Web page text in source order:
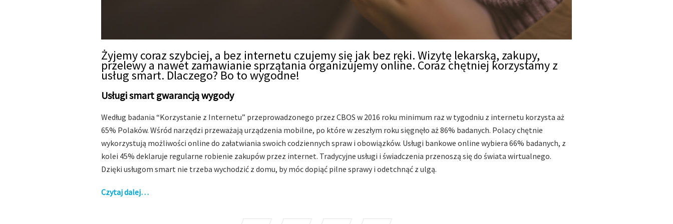
Żyjemy coraz szybciej, a bez internetu czujemy się jak bez ręki. Wizytę lekarską, zakupy,
przelewy a nawet zamawianie sprzątania organizujemy online. Coraz chętniej korzystamy z
usług smart. Dlaczego? Bo to wygodne!
Usługi smart gwarancją wygody
Według badania “Korzystanie z Internetu” przeprowadzonego przez CBOS w 2016 roku minimum raz w tygodniu z internetu korzysta aż
65% Polaków. Wśród narzędzi przeważają urządzenia mobilne, po które w zeszłym roku sięgnęło aż 86% badanych. Polacy chętnie
wykorzystują możliwości online do załatwiania swoich codziennych spraw i obowiązków. Usługi bankowe online wybiera 66% badanych, z
kolei 45% deklaruje regularne robienie zakupów przez internet. Tradycyjne usługi i świadczenia przenoszą się do świata wirtualnego.
Dzięki usługom smart nie trzeba wychodzić z domu, by móc dopiąć pilne sprawy i odetchnąć z ulgą.
Czytaj dalej…